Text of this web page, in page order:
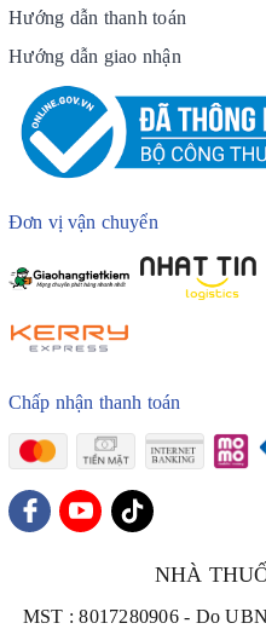
Hướng dẫn thanh toán
Hướng dẫn giao nhận
Đơn vị vận chuyển
Chấp nhận thanh toán
NHÀ
MST : 8017280906 - Do